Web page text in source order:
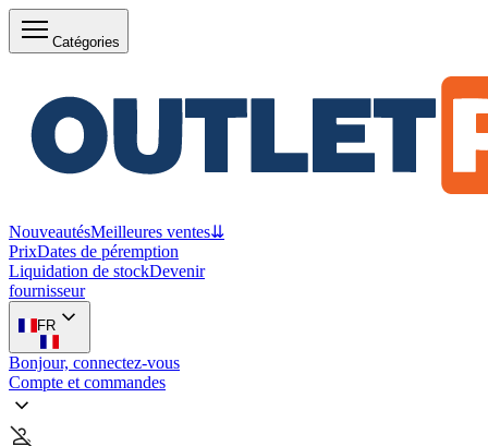
Catégories
NouveautésMeilleures ventes⇊
PrixDates de péremption
Liquidation de stockDevenir
fournisseur
FR
Bonjour, connectez-vous
Compte et commandes